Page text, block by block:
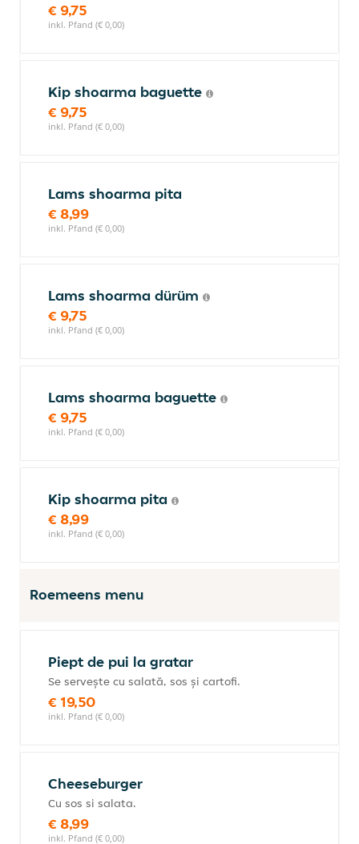
€ 9,75
inkl. Pfand (€ 0,00)
Kip shoarma baguette
€ 9,75
inkl. Pfand (€ 0,00)
Lams shoarma pita
€ 8,99
inkl. Pfand (€ 0,00)
Lams shoarma dürüm
€ 9,75
inkl. Pfand (€ 0,00)
Lams shoarma baguette
€ 9,75
inkl. Pfand (€ 0,00)
Kip shoarma pita
€ 8,99
inkl. Pfand (€ 0,00)
Roemeens menu
Piept de pui la gratar
Se servește cu salată, sos și cartofi.
€ 19,50
inkl. Pfand (€ 0,00)
Cheeseburger
Cu sos si salata.
€ 8,99
inkl. Pfand (€ 0,00)